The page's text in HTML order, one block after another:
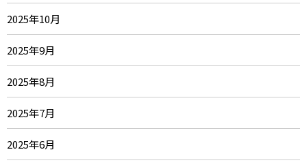
2025年10月
2025年9月
2025年8月
2025年7月
2025年6月